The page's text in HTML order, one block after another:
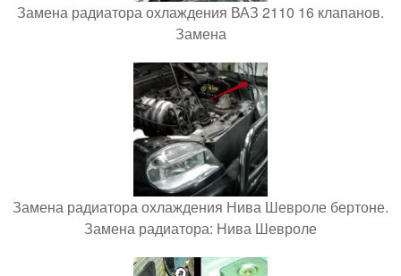
Замена радиатора охлаждения ВАЗ 2110 16 клапанов.
Замена
Замена радиатора охлаждения Нива Шевроле бертоне.
Замена радиатора: Нива Шевроле